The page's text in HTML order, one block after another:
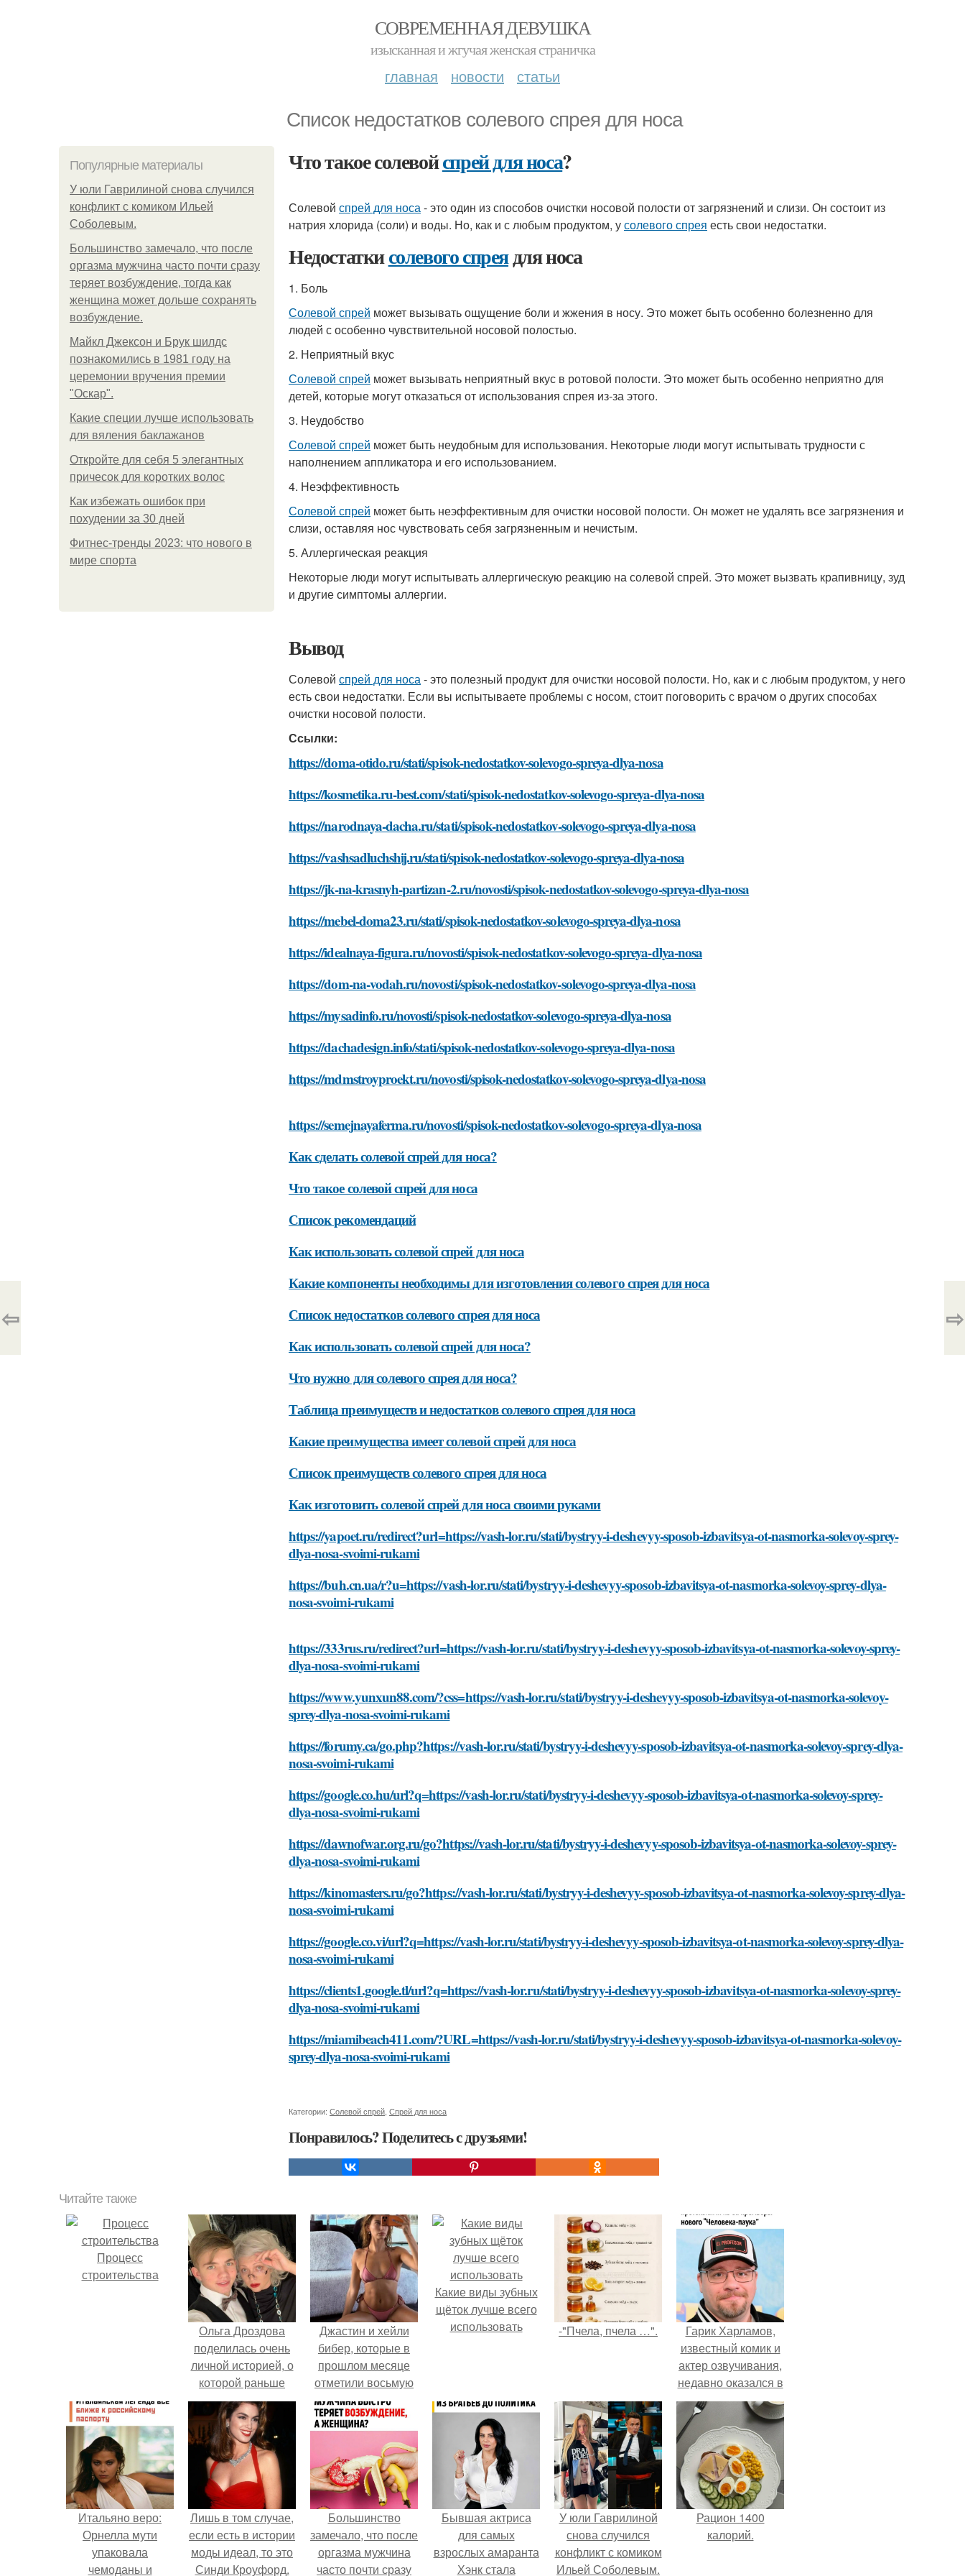
СОВРЕМЕННАЯ ДЕВУШКА
изысканная и жгучая женская страничка
главная новости статьи
Список недостатков солевого спрея для носа
Популярные материалы
У юли Гаврилиной снова случился
конфликт с комиком Ильей
Соболевым.
Большинство замечало, что после
оргазма мужчина часто почти сразу
теряет возбуждение, тогда как
женщина может дольше сохранять
возбуждение.
Майкл Джексон и Брук шилдс
познакомились в 1981 году на
церемонии вручения премии
"Оскар".
Какие специи лучше использовать
для вяления баклажанов
Откройте для себя 5 элегантных
причесок для коротких волос
Как избежать ошибок при
похудении за 30 дней
Фитнес-тренды 2023: что нового в
мире спорта
Что такое солевойспрей для носа?
Солевой спрей для носа- это один из способов очистки носовой полости от загрязнений и слизи. Он состоит из
натрия хлорида (соли) и воды. Но, как и с любым продуктом, усолевого спрея есть свои недостатки.
Недостаткисолевого спреядля носа
1. Боль
Солевой спрей может вызывать ощущение боли и жжения в носу. Это может быть особенно болезненно для
людей с особенно чувствительной носовой полостью.
2. Неприятный вкус
Солевой спрей может вызывать неприятный вкус в ротовой полости. Это может быть особенно неприятно для
детей, которые могут отказаться от использования спрея из-за этого.
3. Неудобство
Солевой спрей может быть неудобным для использования. Некоторые люди могут испытывать трудности с
наполнением аппликатора и его использованием.
4. Неэффективность
Солевой спрей может быть неэффективным для очистки носовой полости. Он может не удалять все загрязнения и
слизи, оставляя нос чувствовать себя загрязненным и нечистым.
5. Аллергическая реакция
Некоторые люди могут испытывать аллергическую реакцию на солевой спрей. Это может вызвать крапивницу, зуд
и другие симптомы аллергии.
Вывод
Солевой спрей для носа- это полезный продукт для очистки носовой полости. Но, как и с любым продуктом, у него
есть свои недостатки. Если вы испытываете проблемы с носом, стоит поговорить с врачом о других способах
очистки носовой полости.
Ссылки:
https://doma-otido.ru/stati/spisok-nedostatkov-solevogo-spreya-dlya-nosa
https://kosmetika.ru-best.com/stati/spisok-nedostatkov-solevogo-spreya-dlya-nosa
https://narodnaya-dacha.ru/stati/spisok-nedostatkov-solevogo-spreya-dlya-nosa
https://vashsadluchshij.ru/stati/spisok-nedostatkov-solevogo-spreya-dlya-nosa
https://jk-na-krasnyh-partizan-2.ru/novosti/spisok-nedostatkov-solevogo-spreya-dlya-nosa
https://mebel-doma23.ru/stati/spisok-nedostatkov-solevogo-spreya-dlya-nosa
https://idealnaya-figura.ru/novosti/spisok-nedostatkov-solevogo-spreya-dlya-nosa
https://dom-na-vodah.ru/novosti/spisok-nedostatkov-solevogo-spreya-dlya-nosa
https://mysadinfo.ru/novosti/spisok-nedostatkov-solevogo-spreya-dlya-nosa
https://dachadesign.info/stati/spisok-nedostatkov-solevogo-spreya-dlya-nosa
https://mdmstroyproekt.ru/novosti/spisok-nedostatkov-solevogo-spreya-dlya-nosa
https://semejnayaferma.ru/novosti/spisok-nedostatkov-solevogo-spreya-dlya-nosa
Как сделать солевой спрей для носа?
Что такое солевой спрей для носа
Список рекомендаций
Как использовать солевой спрей для носа
Какие компоненты необходимы для изготовления солевого спрея для носа
Список недостатков солевого спрея для носа
Как использовать солевой спрей для носа?
Что нужно для солевого спрея для носа?
Таблица преимуществ и недостатков солевого спрея для носа
Какие преимущества имеет солевой спрей для носа
Список преимуществ солевого спрея для носа
Как изготовить солевой спрей для носа своими руками
https://yapoet.ru/redirect?url=https://vash-lor.ru/stati/bystryy-i-deshevyy-sposob-izbavitsya-ot-nasmorka-solevoy-sprey-
dlya-nosa-svoimi-rukami
https://buh.cn.ua/r?u=https://vash-lor.ru/stati/bystryy-i-deshevyy-sposob-izbavitsya-ot-nasmorka-solevoy-sprey-dlya-
nosa-svoimi-rukami
https://333rus.ru/redirect?url=https://vash-lor.ru/stati/bystryy-i-deshevyy-sposob-izbavitsya-ot-nasmorka-solevoy-sprey-
dlya-nosa-svoimi-rukami
https://www.yunxun88.com/?css=https://vash-lor.ru/stati/bystryy-i-deshevyy-sposob-izbavitsya-ot-nasmorka-solevoy-
sprey-dlya-nosa-svoimi-rukami
https://forumy.ca/go.php?https://vash-lor.ru/stati/bystryy-i-deshevyy-sposob-izbavitsya-ot-nasmorka-solevoy-sprey-dlya-
nosa-svoimi-rukami
https://google.co.hu/url?q=https://vash-lor.ru/stati/bystryy-i-deshevyy-sposob-izbavitsya-ot-nasmorka-solevoy-sprey-
dlya-nosa-svoimi-rukami
https://dawnofwar.org.ru/go?https://vash-lor.ru/stati/bystryy-i-deshevyy-sposob-izbavitsya-ot-nasmorka-solevoy-sprey-
dlya-nosa-svoimi-rukami
https://kinomasters.ru/go?https://vash-lor.ru/stati/bystryy-i-deshevyy-sposob-izbavitsya-ot-nasmorka-solevoy-sprey-dlya-
nosa-svoimi-rukami
https://google.co.vi/url?q=https://vash-lor.ru/stati/bystryy-i-deshevyy-sposob-izbavitsya-ot-nasmorka-solevoy-sprey-dlya-
nosa-svoimi-rukami
https://clients1.google.tl/url?q=https://vash-lor.ru/stati/bystryy-i-deshevyy-sposob-izbavitsya-ot-nasmorka-solevoy-sprey-
dlya-nosa-svoimi-rukami
https://miamibeach411.com/?URL=https://vash-lor.ru/stati/bystryy-i-deshevyy-sposob-izbavitsya-ot-nasmorka-solevoy-
sprey-dlya-nosa-svoimi-rukami
Категории: Солевой спрей Спрей для носа
Понравилось? Поделитесь с друзьями!
⇦ ⇨
Читайте также
Процесс
строительства
Ольга Дроздова
поделилась очень
личной историей, о
которой раньше
почти не говорила.
Джастин и хейли
бибер, которые в
прошлом месяце
отметили восьмую
годовщину
помолвки, показали
новые фото с
совместного
отдыха.
Какие виды зубных
щёток лучше всего
использовать
-"Пчела, пчела …".
Гарик Харламов,
известный комик и
актер озвучивания,
недавно оказался в
центре внимания
из-за своей работы
над озвучкой
мультфильма про
колобка.
Итальяно веро:
Орнелла мути
упаковала
чемоданы и
Лишь в том случае,
если есть в истории
моды идеал, то это
Синди Кроуфорд.
Большинство
замечало, что после
оргазма мужчина
часто почти сразу
Бывшая актриса
для самых
взрослых амаранта
Хэнк стала
У юли Гаврилиной
снова случился
конфликт с комиком
Ильей Соболевым.
Рацион 1400
калорий.